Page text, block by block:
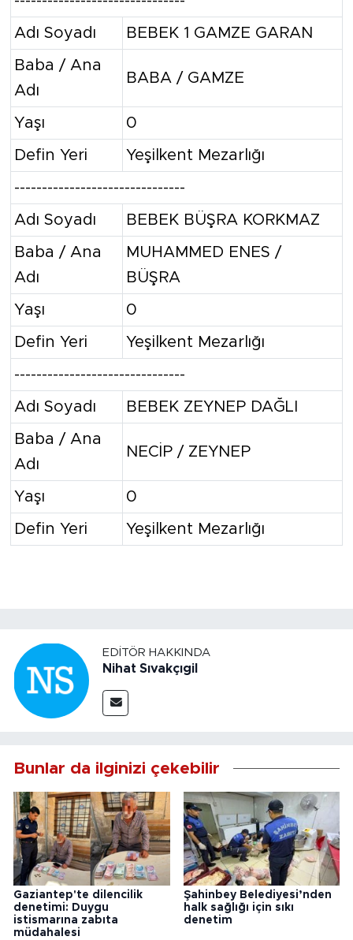
Adı Soyadı BEBEK 1 GAMZE GARAN
Baba / Ana
Adı
BABA / GAMZE
Yaşı 0
Defin Yeri Yeşilkent Mezarlığı
-------------------------------
Adı Soyadı BEBEK BÜŞRA KORKMAZ
Baba / Ana
Adı
MUHAMMED ENES /
BÜŞRA
Yaşı 0
Defin Yeri Yeşilkent Mezarlığı
-------------------------------
Adı Soyadı BEBEK ZEYNEP DAĞLI
Baba / Ana
Adı
NECİP / ZEYNEP
Yaşı 0
Defin Yeri Yeşilkent Mezarlığı
EDITÖR HAKKINDA
Nihat Sıvakçıgil
Bunlar da ilginizi çekebilir
Gaziantep'te dilencilik
denetimi: Duygu
istismarına zabıta
müdahalesi
Şahinbey Belediyesi’nden
halk sağlığı için sıkı
denetim